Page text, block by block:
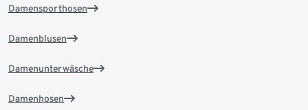
Damensporthosen
Damenblusen
Damenunterwäsche
Damenhosen